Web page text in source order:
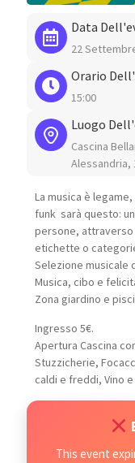
Data
22
Orario
15:00
Luogo
Cascina
Alessandria,
La musica è
funk sarà questo:
persone, attraverso
etichette o
Selezione musicale
Musica, cibo e
Zona giardino e
Ingresso 5€.
Apertura Cascina
Stuzzicherie,
caldi e freddi, Vino
This event